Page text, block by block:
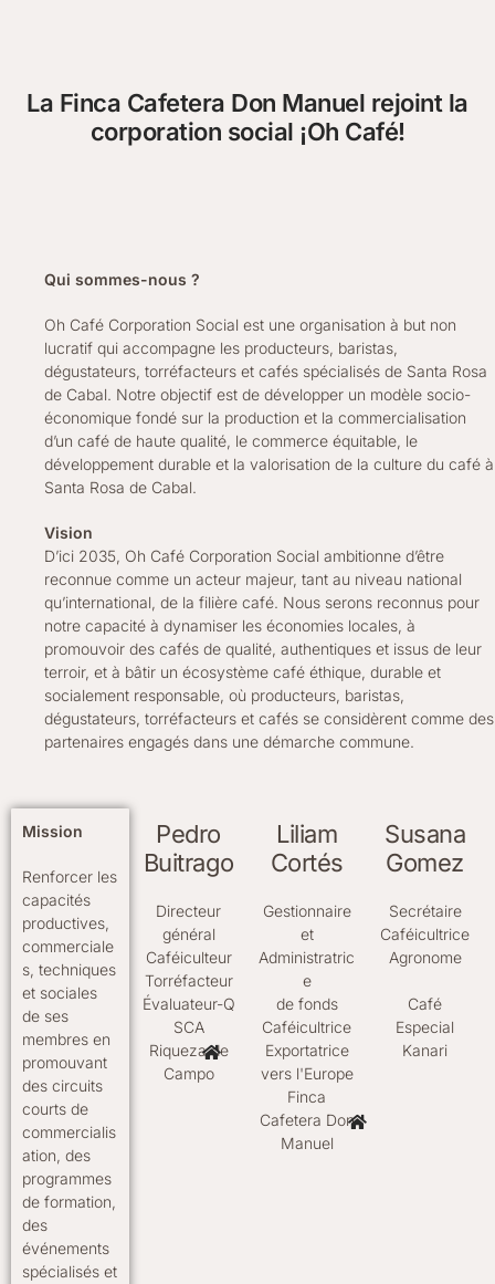
La Finca Cafetera Don Manuel rejoint la
corporation social ¡Oh Café!
Qui sommes-nous ?
Oh Café Corporation Social est une organisation à but non
lucratif qui accompagne les producteurs, baristas,
dégustateurs, torréfacteurs et cafés spécialisés de Santa Rosa
de Cabal. Notre objectif est de développer un modèle socio-
économique fondé sur la production et la commercialisation
d’un café de haute qualité, le commerce équitable, le
développement durable et la valorisation de la culture du café à
Santa Rosa de Cabal.
Vision
D’ici 2035, Oh Café Corporation Social ambitionne d’être
reconnue comme un acteur majeur, tant au niveau national
qu’international, de la filière café. Nous serons reconnus pour
notre capacité à dynamiser les économies locales, à
promouvoir des cafés de qualité, authentiques et issus de leur
terroir, et à bâtir un écosystème café éthique, durable et
socialement responsable, où producteurs, baristas,
dégustateurs, torréfacteurs et cafés se considèrent comme des
partenaires engagés dans une démarche commune.
Mission
Renforcer les
capacités
productives,
commerciale
s, techniques
et sociales
de ses
membres en
promouvant
des circuits
courts de
commercialis
ation, des
programmes
de formation,
des
événements
spécialisés et
Pedro
Buitrago
Directeur
général
Caféiculteur
Torréfacteur
Évaluateur-Q
SCA
Riqueza de
Campo
Liliam
Cortés
Gestionnaire
et
Administratric
e
de fonds
Caféicultrice
Exportatrice
vers l'Europe
Finca
Cafetera Don
Manuel
Susana
Gomez
Secrétaire
Caféicultrice
Agronome
Café
Especial
Kanari